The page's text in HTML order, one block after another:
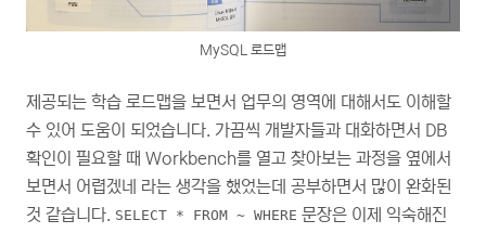
MySQL 로드맵
제공되는 학습 로드맵을 보면서 업무의 영역에 대해서도 이해할
수 있어 도움이 되었습니다. 가끔씩 개발자들과 대화하면서 DB
확인이 필요할 때 Workbench를 열고 찾아보는 과정을 옆에서
보면서 어렵겠네 라는 생각을 했었는데 공부하면서 많이 완화된
것 같습니다. SELECT * FROM ~ WHERE 문장은 이제 익숙해진